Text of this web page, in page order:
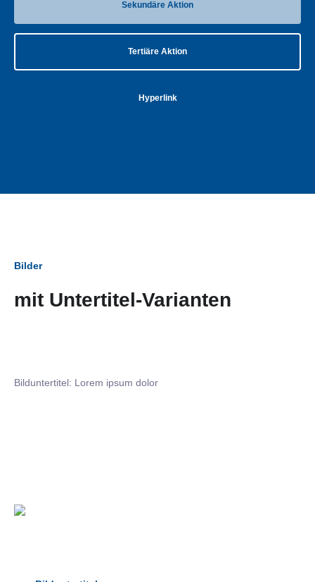
Sekundäre Aktion
Tertiäre Aktion
Hyperlink
Bilder
mit Untertitel-Varianten
Bilduntertitel: Lorem ipsum dolor